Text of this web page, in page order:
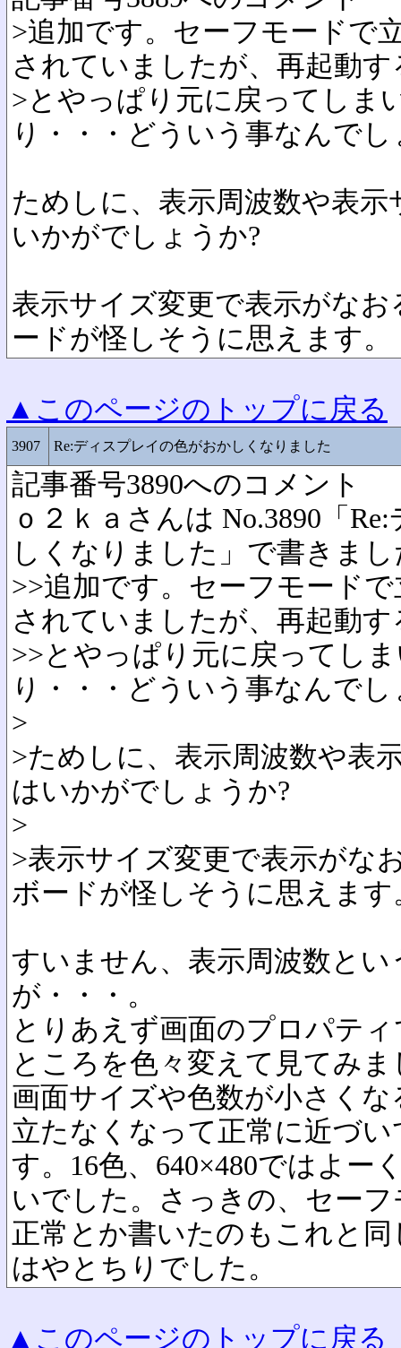
>追加です。セーフモードで
されていましたが、再起動す
>とやっぱり元に戻ってしま
り・・・どういう事なんでし
ためしに、表示周波数や表
いかがでしょうか?
表示サイズ変更で表示がな
ードが怪しそうに思えます。
▲このページのトップに戻る
3907 Re:ディスプレイの色がおかしくなりました
記事番号3890へのコメント
ｏ２ｋａさんは No.3890「
しくなりました」で書きまし
>>追加です。セーフモード
されていましたが、再起動す
>>とやっぱり元に戻ってし
り・・・どういう事なんでし
>
>ためしに、表示周波数や表
はいかがでしょうか?
>
>表示サイズ変更で表示がな
ボードが怪しそうに思えます
すいません、表示周波数と
が・・・。
とりあえず画面のプロパテ
ところを色々変えて見てみま
画面サイズや色数が小さく
立たなくなって正常に近づ
す。16色、640×480ではよー
いでした。さっきの、セー
正常とか書いたのもこれと
はやとちりでした。
▲このページのトップに戻る